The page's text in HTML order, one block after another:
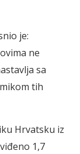
je:
ne
sa
tih
Hrvatsku iz
1,7